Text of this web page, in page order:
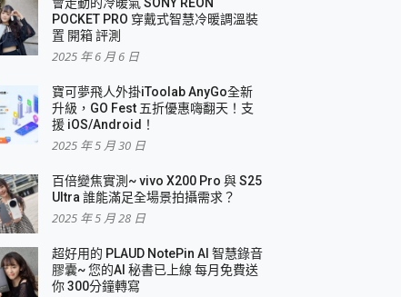
POCKET PRO 穿戴式智慧冷暖調溫裝
置 開箱 評測
2025 年 6 月 6 日
寶可夢飛人外掛iToolab AnyGo全新
升級，GO Fest 五折優惠嗨翻天！支
援 iOS/Android！
2025 年 5 月 30 日
百倍變焦實測~ vivo X200 Pro 與 S25
Ultra 誰能滿足全場景拍攝需求？
2025 年 5 月 28 日
超好用的 PLAUD NotePin AI 智慧錄音
膠囊~ 您的AI 秘書已上線 每月免費送
你 300分鐘轉寫